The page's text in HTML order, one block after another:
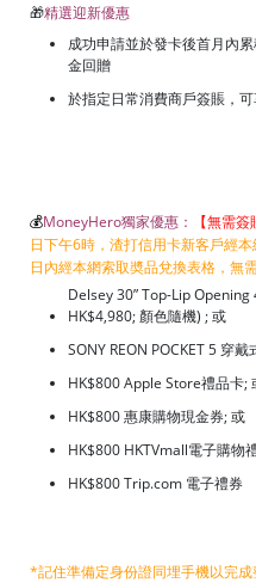
🎁精選迎新優惠
成功申請並於發卡後首月內
金回贈
於指定日常消費商戶簽賬，
💰MoneyHero獨家優惠： 【無需
日下午6時，渣打信用卡新客戶經
日內經本網索取奬品兌換表格，無
Delsey 30” Top-Lip
HK$4,980; 顏色隨機) ; 或
SONY REON POCKET 5 穿
HK$800 Apple Store禮品卡;
HK$800 惠康購物現金券; 或
HK$800 HKTVmall電子購物
HK$800 Trip.com 電子禮券
*記住準備定身份證同埋手機以完